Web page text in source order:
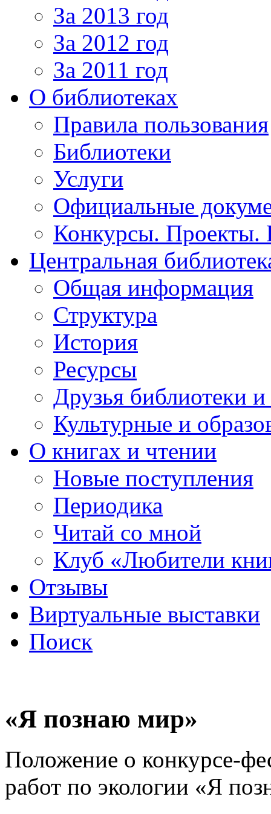
За 2013 год
За 2012 год
За 2011 год
О библиотеках
Правила пользования
Библиотеки
Услуги
Официальные
Конкурсы.
Центральная
Общая информация
Структура
История
Ресурсы
Друзья библиотеки
Культурные и
О книгах и чтении
Новые поступления
Периодика
Читай со мной
Клуб «Любители
Отзывы
Виртуальные выставки
Поиск
«Я познаю мир»
Положение о конкурсе-
работ по экологии «Я